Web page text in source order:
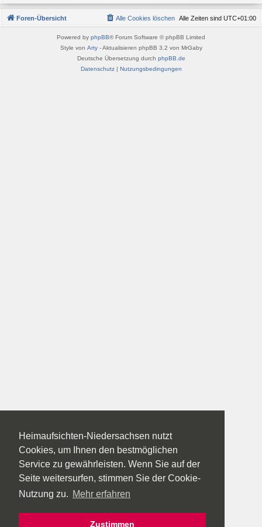
Heimaufsichten-Niedersachsen nutzt
Cookies, um Ihnen den bestmöglichen
Service zu gewährleisten. Wenn Sie auf der
Seite weitersurfen, stimmen Sie der Cookie-
Nutzung zu. Mehr erfahren
Zustimmen
Foren-Übersicht Alle Zeiten sind UTC+01:00
Alle Cookies löschen
Powered by phpBB® Forum Software © phpBB Limited
Style von Arty- Aktualisieren phpBB 3.2 von MrGaby
Deutsche Übersetzung durch phpBB.de
Datenschutz| Nutzungsbedingungen